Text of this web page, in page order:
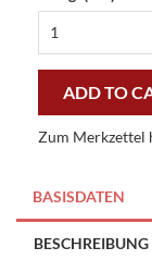
vision
bettwäsche
ADD TO
Zum Merkzettel
BASISDATEN
BESCHREIBUNG